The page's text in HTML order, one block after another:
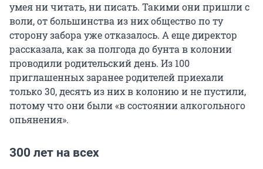
умея ни читать, ни писать. Такими они пришли с
воли, от большинства из них общество по ту
сторону забора уже отказалось. А еще директор
рассказала, как за полгода до бунта в колонии
проводили родительский день. Из 100
приглашенных заранее родителей приехали
только 30, десять из них в колонию и не пустили,
потому что они были «в состоянии алкогольного
опьянения».
300 лет на всех